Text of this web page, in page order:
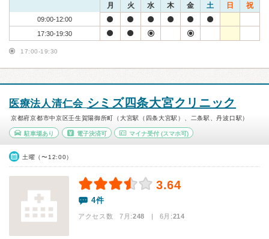
月 火 水 木 金 土 日 祝
09:00-12:00
17:30-19:30
17:00-19:30
医療法人清仁会 シミズ四条大宮クリニック
京都府京都市中京区壬生賀陽御所町（大宮駅（四条大宮駅）、二条駅、丹波口駅）
駐車場あり 電子決済可 マイナ受付 (スマホ可)
土曜（〜12:00）
3.64
4件
アクセス数 7月:248 | 6月:214